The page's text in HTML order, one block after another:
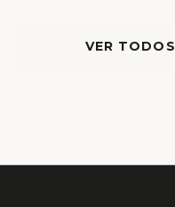
VER